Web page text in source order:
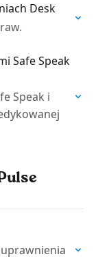
Desk
Safe Speak
Speak i